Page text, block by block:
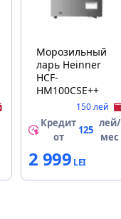
Морозильный
ларь Heinner
HCF-
HM100CSE++
150 лей
Кредит
от
125
лей/
мес
2 999